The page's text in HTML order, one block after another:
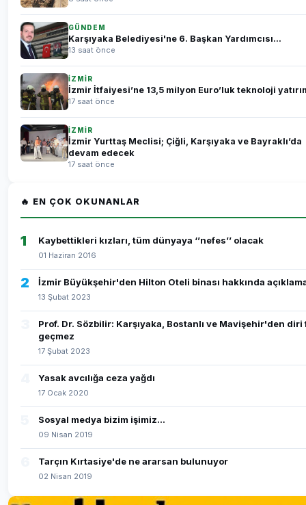
GÜNDEM
Karşıyaka Belediyesi'ne 6. Başkan Yardımcısı...
13 saat önce
İZMİR
İzmir İtfaiyesi’ne 13,5 milyon Euro’luk teknoloji
17 saat önce
İZMİR
İzmir Yurttaş Meclisi; Çiğli, Karşıyaka ve Bayraklı’da
devam edecek
17 saat önce
🔥 EN ÇOK OKUNANLAR
1 Kaybettikleri kızları, tüm dünyaya ‘’nefes’’ olacak
01 Haziran 2016
2 İzmir Büyükşehir'den Hilton Oteli binası hakkında
13 Şubat 2023
Prof. Dr. Sözbilir: Karşıyaka, Bostanlı ve Mavişehir'den diri
geçmez
17 Şubat 2023
Yasak avcılığa ceza yağdı
17 Ocak 2020
Sosyal medya bizim işimiz...
09 Nisan 2019
Tarçın Kırtasiye'de ne ararsan bulunuyor
02 Nisan 2019